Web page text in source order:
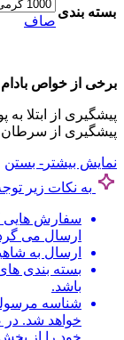
بسته بندی
صاف
برخی از خواص
پیشگیری از ابتلا
پیشگیری از
نمایش بیشتر - بستن
به نکات زیر
ارسال می
ارسال به
بسته بندی
باشد.
شناسه
خواهد شد.
خود را از